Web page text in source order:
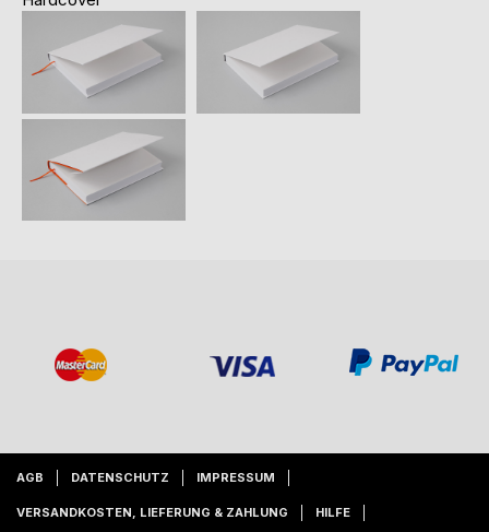
AGB DATENSCHUTZ IMPRESSUM
VERSANDKOSTEN, LIEFERUNG & ZAHLUNG HILFE